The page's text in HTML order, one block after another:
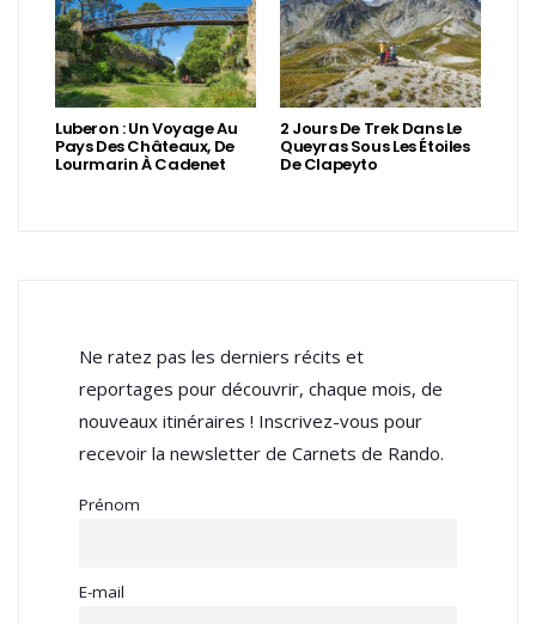
Luberon : Un Voyage Au
Pays Des Châteaux, De
Lourmarin À Cadenet
2 Jours De Trek Dans Le
Queyras Sous Les Étoiles
De Clapeyto
Ne ratez pas les derniers récits et
reportages pour découvrir, chaque mois, de
nouveaux itinéraires ! Inscrivez-vous pour
recevoir la newsletter de Carnets de Rando.
Prénom
E-mail